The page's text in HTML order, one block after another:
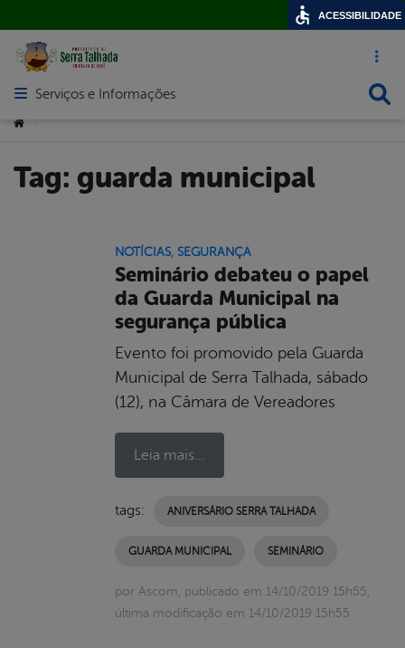
Acesso
Abrir menu principal de navegação
Serviços e Informações
Você está aqui:
Tag: guarda municipal
NOTÍCIAS, SEGURANÇA
Seminário debateu o papel
da Guarda Municipal na
segurança pública
Evento foi promovido pela Guarda
Municipal de Serra Talhada, sábado
(12), na Câmara de Vereadores
Leia mais...
tags: ANIVERSÁRIO SERRA TALHADA
GUARDA MUNICIPAL SEMINÁRIO
por Ascom, publicado em 14/10/2019 15h55,
última modificação em 14/10/2019 15h55
ACESSIBILIDADE